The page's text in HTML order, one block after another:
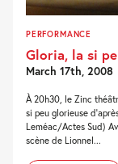
PERFORMANCE
Gloria, la si
March 17th, 2008
À 20h30, le Zinc
si peu glorieuse
Leméac/Actes Sud)
scène de Lionnel...